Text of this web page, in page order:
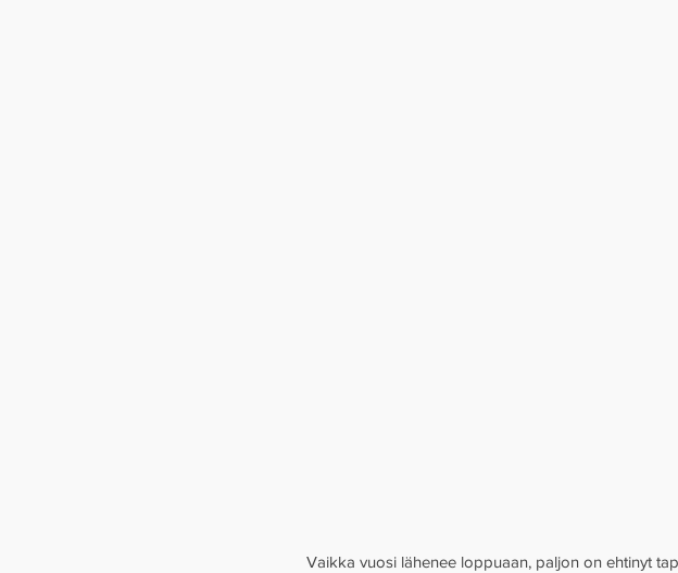
Vaikka vuosi lähenee loppuaan, paljon on ehtinyt